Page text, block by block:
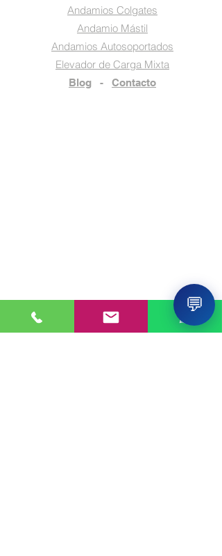
Andamios Colgates
Andamio Mástil
Andamios Autosoportados
Elevador de Carga Mixta
Blog - Contacto
💬